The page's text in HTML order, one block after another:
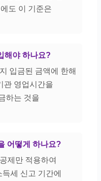
도 이 기준은
해야 하나요?
입금된 금액에 한해
관 영업시간을
하는 것을
어떻게 하나요?
제만 적용하여
세 신고 기간에